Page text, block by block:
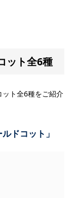
ット全6種
ト全6種をご紹介
ドコット」